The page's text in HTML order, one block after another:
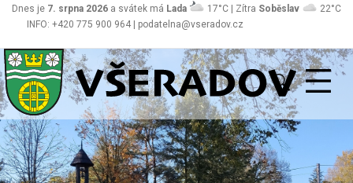
INFO: +420 775 900 964 | podatelna@vseradov.cz
Dnes je 7. srpna 2026 a svátek má Lada 17°C | Zítra Soběslav 22°C
Všeradov